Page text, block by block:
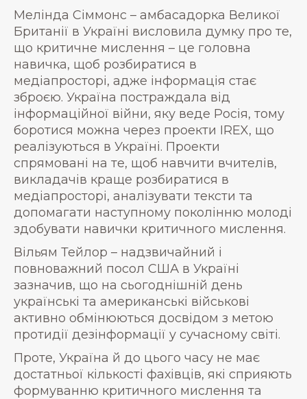
Мелінда Сіммонс – амбасадорка Великої
Британії в Україні висловила думку про те,
що критичне мислення – це головна
навичка, щоб розбиратися в
медіапросторі, адже інформація стає
зброєю. Україна постраждала від
інформаційної війни, яку веде Росія, тому
боротися можна через проекти IREX, що
реалізуються в Україні. Проекти
спрямовані на те, щоб навчити вчителів,
викладачів краще розбиратися в
медіапросторі, аналізувати тексти та
допомагати наступному поколінню молоді
здобувати навички критичного мислення.
Вільям Тейлор – надзвичайний і
повноважний посол США в Україні
зазначив, що на сьогоднішній день
українські та американські військові
активно обмінюються досвідом з метою
протидії дезінформації у сучасному світі.
Проте, Україна й до цього часу не має
достатньої кількості фахівців, які сприяють
формуванню критичного мислення та